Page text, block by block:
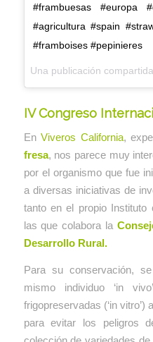
#frambuesas #europa
#agricultura #spain
#framboises #pepinieres
Una publicación
IV Congreso
EnViveros California,
fresa, nos parece muy
por el organismo que fue
a diversas iniciativas de
tanto en el propio
las que colabora la
Desarrollo Rural.
Para su conservación,
mismo individuo ‘in
frigopreservadas (‘in
para evitar los peligros